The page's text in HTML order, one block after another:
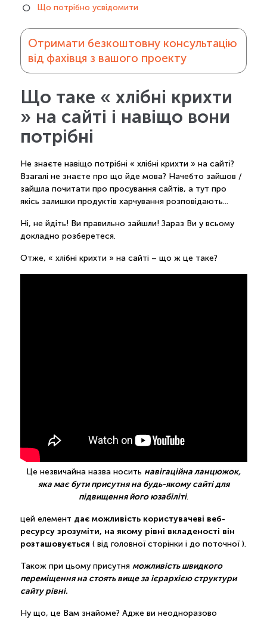
Що потрібно усвідомити
Отримати безкоштовну консультацію
від фахівця з вашого проекту
Що таке « хлібні крихти
» на сайті і навіщо вони
потрібні
Не знаєте навіщо потрібні « хлібні крихти » на сайті?
Взагалі не знаєте про що йде мова? Начебто зайшов /
зайшла почитати про просування сайтів, а тут про
якісь залишки продуктів харчування розповідають...
Ні, не йдіть! Ви правильно зайшли! Зараз Ви у всьому
докладно розберетеся.
Отже, « хлібні крихти » на сайті – що ж це таке?
Це незвичайна назва носить навігаційна ланцюжок,
яка має бути присутня на будь-якому сайті для
підвищення його юзабіліті.
цей елемент дає можливість користувачеві веб-
ресурсу зрозуміти, на якому рівні вкладеності він
розташовується ( від головної сторінки і до поточної ).
Також при цьому присутня можливість швидкого
переміщення на стоять вище за ієрархією структури
сайту рівні.
Ну що, це Вам знайоме? Адже ви неодноразово